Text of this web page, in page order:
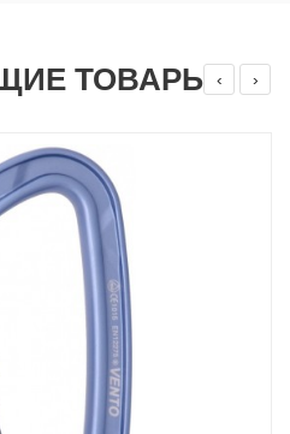
ТОВАРЫ ‹ ›